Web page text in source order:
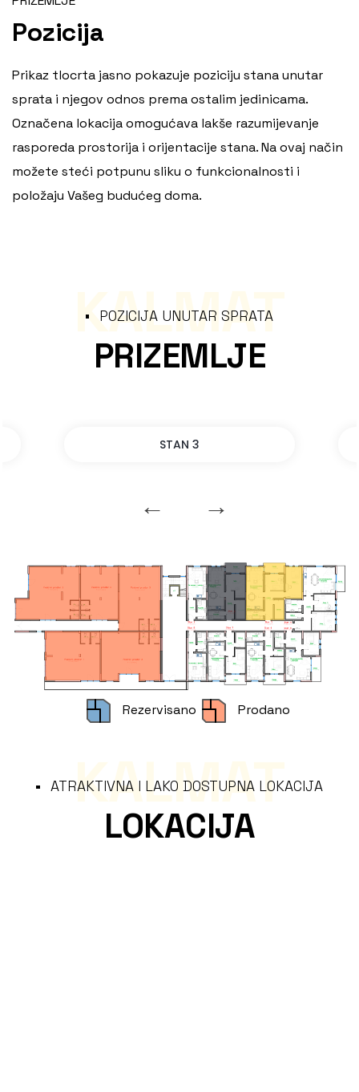
Pozicija
Prikaz tlocrta jasno pokazuje poziciju stana unutar
sprata i njegov odnos prema ostalim jedinicama.
Označena lokacija omogućava lakše razumijevanje
rasporeda prostorija i orijentacije stana. Na ovaj način
možete steći potpunu sliku o funkcionalnosti i
položaju Vašeg budućeg doma.
POZICIJA UNUTAR SPRATA
PRIZEMLJE
KALMAT
STAN 3
Rezervisano Prodano
ATRAKTIVNA I LAKO DOSTUPNA LOKACIJA
LOKACIJA
KALMAT